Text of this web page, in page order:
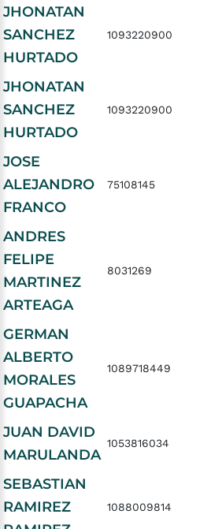
JHONATAN
SANCHEZ
HURTADO
1093220900
JHONATAN
SANCHEZ
HURTADO
1093220900
JOSE
ALEJANDRO
FRANCO
75108145
ANDRES
FELIPE
MARTINEZ
ARTEAGA
8031269
GERMAN
ALBERTO
MORALES
GUAPACHA
1089718449
JUAN DAVID
MARULANDA
1053816034
SEBASTIAN
RAMIREZ
1088009814